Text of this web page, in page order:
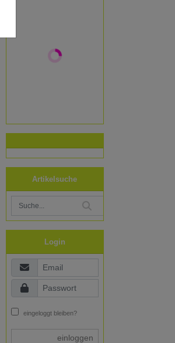
Artikelsuche
Login
eingeloggt bleiben?
einloggen